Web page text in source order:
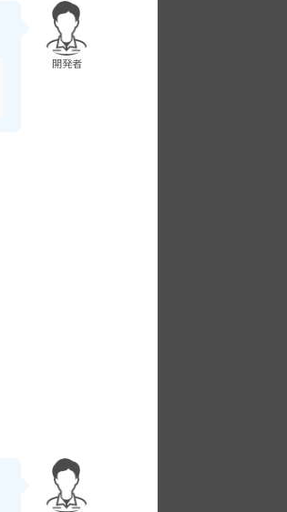
開発者